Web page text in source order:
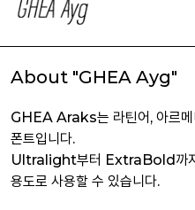
About "GHEA Ayg"
GHEA Araks는 라틴어, 아르메
폰트입니다.
Ultralight부터 ExtraBold까지
용도로 사용할 수 있습니다.